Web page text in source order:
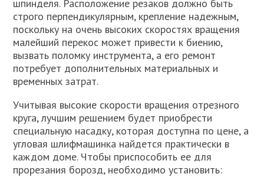
шпинделя. Расположение резаков должно быть
строго перпендикулярным, крепление надежным,
поскольку на очень высоких скоростях вращения
малейший перекос может привести к биению,
вызвать поломку инструмента, а его ремонт
потребует дополнительных материальных и
временных затрат.
Учитывая высокие скорости вращения отрезного
круга, лучшим решением будет приобрести
специальную насадку, которая доступна по цене, а
угловая шлифмашинка найдется практически в
каждом доме. Чтобы приспособить ее для
прорезания борозд, необходимо установить: